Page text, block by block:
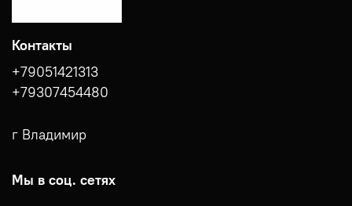
Контакты
+79051421313
+79307454480
г Владимир
Мы в соц. сетях